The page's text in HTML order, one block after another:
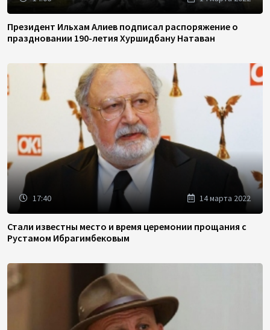
Президент Ильхам Алиев подписал распоряжение о
праздновании 190-летия Хуршидбану Натаван
17:40 14 марта 2022
Стали известны место и время церемонии прощания с
Рустамом Ибрагимбековым